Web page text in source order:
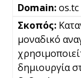
os.tc
μοναδικό
δημιουργία